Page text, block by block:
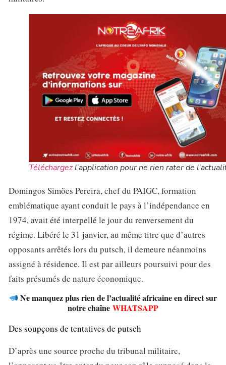
Téléchargezl’application pour ne rien rater de
Domingos Simões Pereira, chef du PAIGC, formation
emblématique ayant conduit le pays à l’indépendance en
1974, avait été interpellé le jour du renversement du
régime. Libéré le 31 janvier, au même titre que d’autres
opposants arrêtés lors du putsch, il demeure néanmoins
assigné à résidence. Il est par ailleurs poursuivi pour des
faits présumés de nature économique.
Ne manquez plus rien de l’actualité africaine en direct sur
notre chaîne WHATSAPP
Des soupçons de tentatives de putsch
D’après une source proche du tribunal militaire,